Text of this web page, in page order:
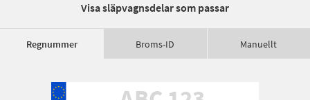
Visa släpvagnsdelar som passar
Regnummer Broms-ID Manuellt